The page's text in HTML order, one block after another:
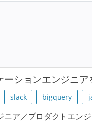
ーションエンジニア
slack bigquery
ニア／プロダクトエン